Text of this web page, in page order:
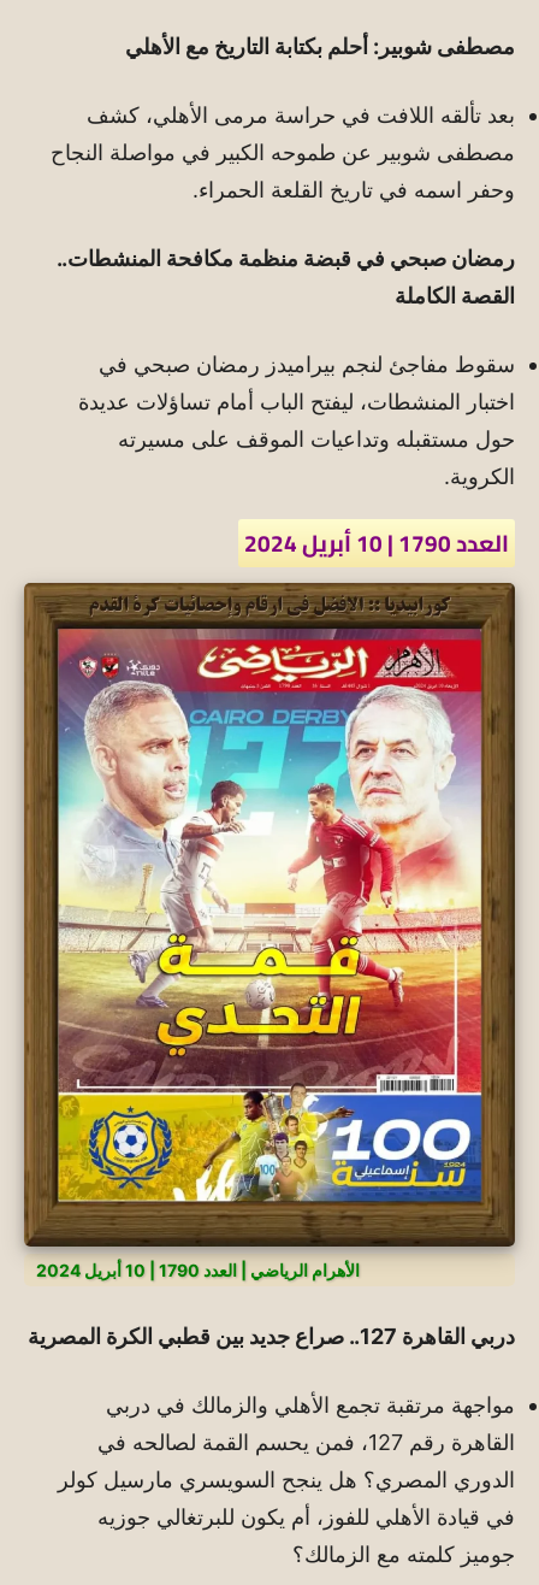
مصطفى شوبير: أحلم بكتابة التاريخ مع الأهلي
بعد تألقه اللافت في حراسة مرمى الأهلي، كشف
مصطفى شوبير عن طموحه الكبير في مواصلة النجاح
وحفر اسمه في تاريخ القلعة الحمراء.
رمضان صبحي في قبضة منظمة مكافحة المنشطات..
القصة الكاملة
سقوط مفاجئ لنجم بيراميدز رمضان صبحي في
اختبار المنشطات، ليفتح الباب أمام تساؤلات عديدة
حول مستقبله وتداعيات الموقف على مسيرته
الكروية.
العدد 1790 | 10 أبريل 2024
الأهرام الرياضي | العدد 1790 | 10 أبريل 2024
دربي القاهرة 127.. صراع جديد بين قطبي الكرة المصرية
مواجهة مرتقبة تجمع الأهلي والزمالك في دربي
القاهرة رقم 127، فمن يحسم القمة لصالحه في
الدوري المصري؟ هل ينجح السويسري مارسيل كولر
في قيادة الأهلي للفوز، أم يكون للبرتغالي جوزيه
جوميز كلمته مع الزمالك؟